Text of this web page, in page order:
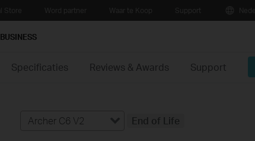
BUSINESS
Specificaties Reviews & Awards Support
Archer C6 V2 End of Life